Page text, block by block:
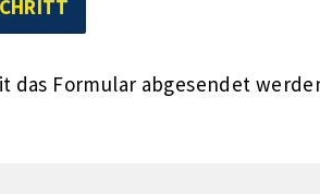
Formular abgesendet